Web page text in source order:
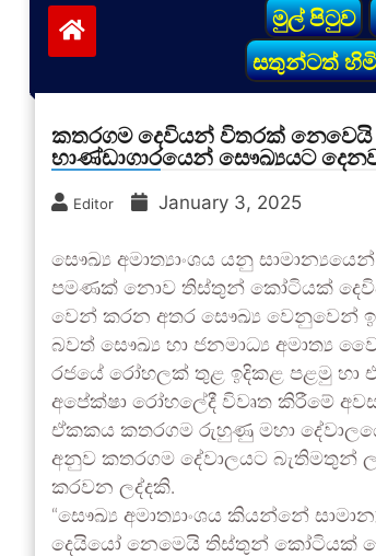
මුල් පිටුව
සතුන්ටත්
කතරගම දෙවියන් විතරක්
භාණ්ඩාගාරයෙන් සෞඛ්‍යයට
Editor January 3, 2025
සෞඛ්‍ය අමාත්‍යාංශය යනු
පමණක් නොව තිස්තුන් කෝටියක්
වෙන් කරන අතර සෞඛ්‍ය වෙනුවෙන්
බවත් සෞඛ්‍ය හා ජනමාධ්‍ය අමාත්‍ය
රජයේ රෝහලක් තුළ ඉදිකළ පළමු
අපේක්ෂා රෝහලේදී විවෘත කිරීමේ
ඒකකය කතරගම රුහුණු මහා
අනුව කතරගම දේවාලයට බැතිමතුන්
කරවන ලද්දකි.
“සෞඛ්‍ය අමාත්‍යාංශය කියන්නේ
දෙයියෝ නෙමෙයි තිස්තුන් කෝටියක්